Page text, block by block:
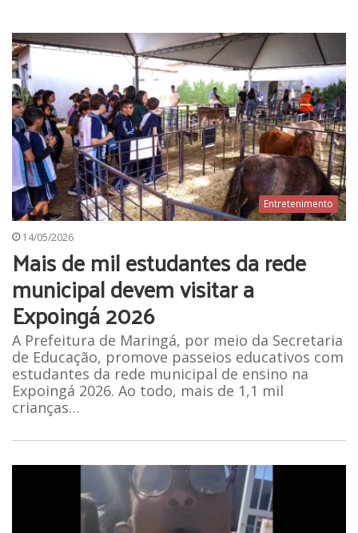
Entretenimento
14/05/2026
Mais de mil estudantes da rede
municipal devem visitar a
Expoingá 2026
A Prefeitura de Maringá, por meio da Secretaria
de Educação, promove passeios educativos com
estudantes da rede municipal de ensino na
Expoingá 2026. Ao todo, mais de 1,1 mil
crianças…